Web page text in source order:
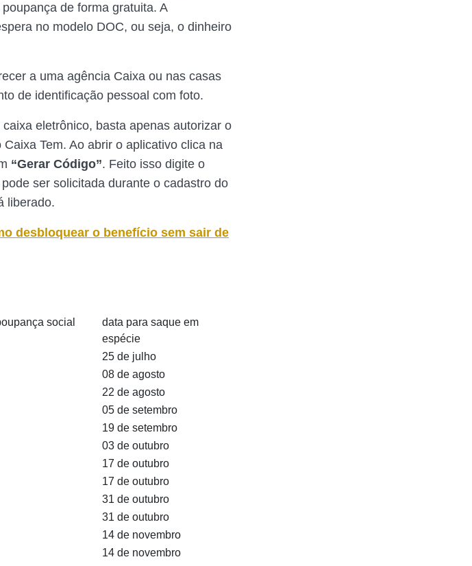
de forma gratuita. A
no modelo DOC, ou seja, o dinheiro
a uma agência Caixa ou nas casas
de identificação pessoal com foto.
eletrônico, basta apenas autorizar o
Tem. Ao abrir o aplicativo clica na
“Gerar Código”. Feito isso digite o
ser solicitada durante o cadastro do
liberado.
desbloquear o benefício sem sair de
social
data para saque em
espécie
25 de julho
08 de agosto
22 de agosto
05 de setembro
19 de setembro
03 de outubro
17 de outubro
17 de outubro
31 de outubro
31 de outubro
14 de novembro
14 de novembro